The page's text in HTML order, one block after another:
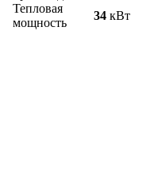
Тепловая
мощность
34 кВт